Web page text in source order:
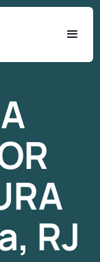
RJ